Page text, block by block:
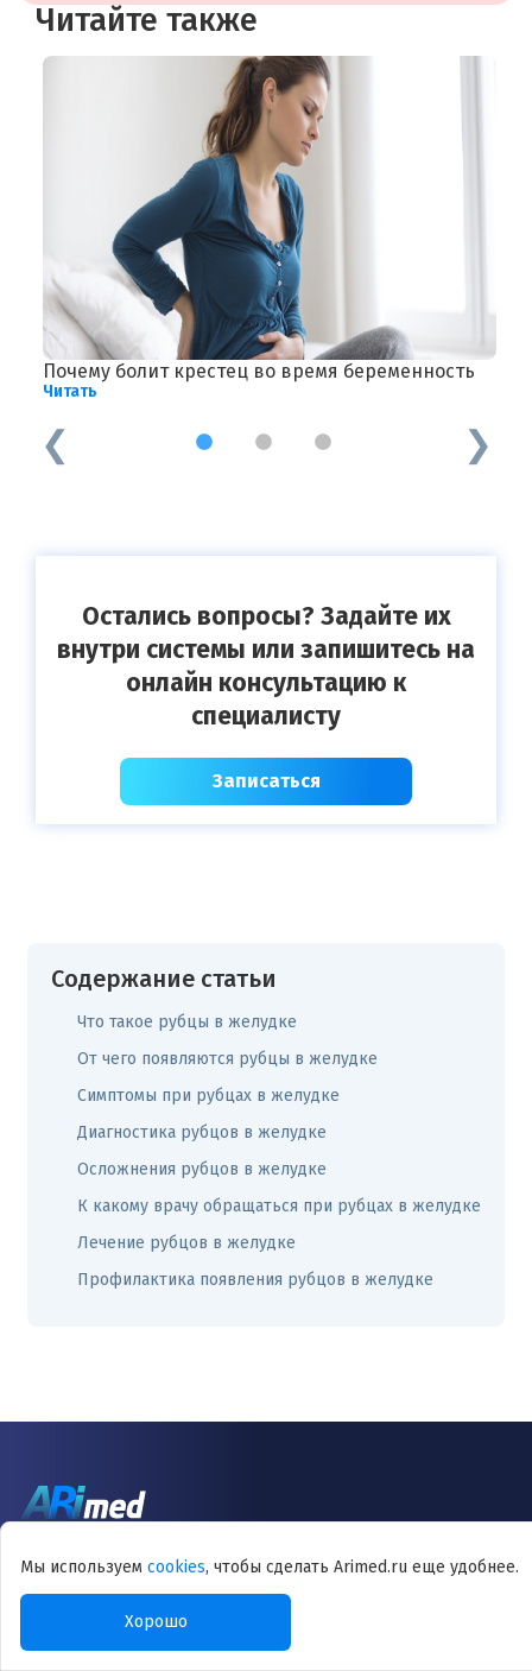
Читайте также
Почему болит крестец во время беременность
Читать
1 2 3
Остались вопросы? Задайте их
внутри системы или запишитесь на
онлайн консультацию к
специалисту
Записаться
Содержание статьи
Что такое рубцы в желудке
От чего появляются рубцы в желудке
Симптомы при рубцах в желудке
Диагностика рубцов в желудке
Осложнения рубцов в желудке
К какому врачу обращаться при рубцах в желудке
Лечение рубцов в желудке
Профилактика появления рубцов в желудке
Основные услуги
Онлайн консультации
Мы используем cookies, чтобы сделать Arimed.ru еще удобнее.
Хорошо